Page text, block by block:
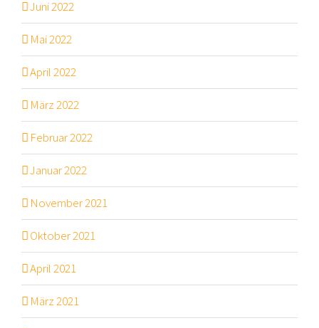
Juni 2022
Mai 2022
April 2022
März 2022
Februar 2022
Januar 2022
November 2021
Oktober 2021
April 2021
März 2021